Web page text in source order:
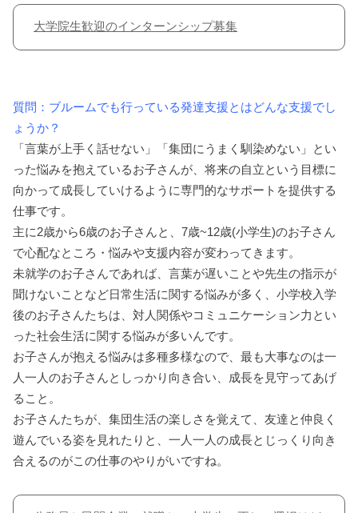
大学院生歓迎のインターンシップ募集
質問：ブルームでも行っている発達支援とはどんな支援でし
ょうか？
「言葉が上手く話せない」「集団にうまく馴染めない」とい
った悩みを抱えているお子さんが、将来の自立という目標に
向かって成長していけるように専門的なサポートを提供する
仕事です。
主に2歳から6歳のお子さんと、7歳~12歳(小学生)のお子さん
で心配なところ・悩みや支援内容が変わってきます。
未就学のお子さんであれば、言葉が遅いことや先生の指示が
聞けないことなど日常生活に関する悩みが多く、小学校入学
後のお子さんたちは、対人関係やコミュニケーション力とい
った社会生活に関する悩みが多いんです。
お子さんが抱える悩みは多種多様なので、最も大事なのは一
人一人のお子さんとしっかり向き合い、成長を見守ってあげ
ること。
お子さんたちが、集団生活の楽しさを覚えて、友達と仲良く
遊んでいる姿を見れたりと、一人一人の成長とじっくり向き
合えるのがこの仕事のやりがいですね。